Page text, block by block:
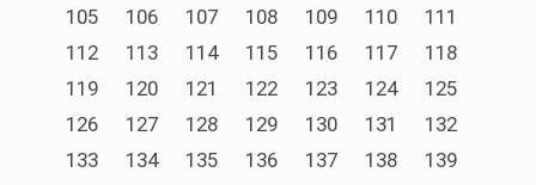
105
106 107 108 109 110
111
112
113 114 115 116 117
118
119
120 121 122 123 124
125
126
127 128 129 130 131
132
133
134 135 136 137 138
139